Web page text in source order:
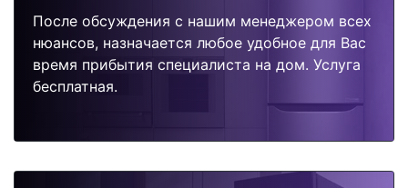
После обсуждения с нашим менеджером всех
нюансов, назначается любое удобное для Вас
время прибытия специалиста на дом. Услуга
бесплатная.